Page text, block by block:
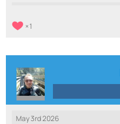
1
May 3rd 2026